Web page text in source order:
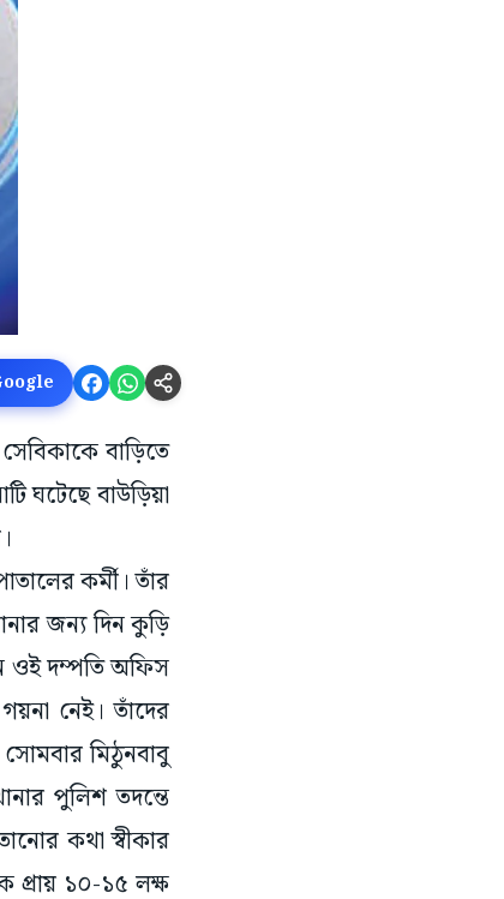
বাড়িতে
ঘটেছে বাউড়িয়া
কর্মী। তাঁর
জন্য দিন কুড়ি
ওই দম্পতি অফিস
নেই। তাঁদের
মিঠুনবাবু
পুলিশ তদন্তে
কথা স্বীকার
প্রায় ১০-১৫ লক্ষ